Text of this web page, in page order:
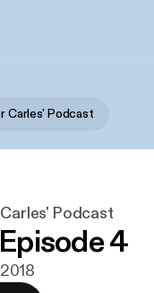
Carles' Podcast
Podcast
4